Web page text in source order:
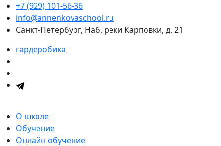
+7 (929) 101-56-36
info@annenkovaschool.ru
Санкт-Петербург, Наб. реки Карповки, д. 21
гардеробика
О школе
Обучение
Онлайн обучение